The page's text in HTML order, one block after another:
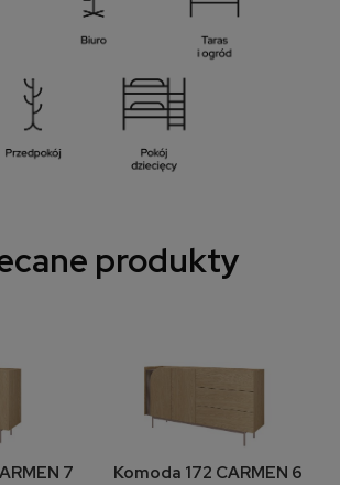
produkty
7 Komoda 172 CARMEN 6